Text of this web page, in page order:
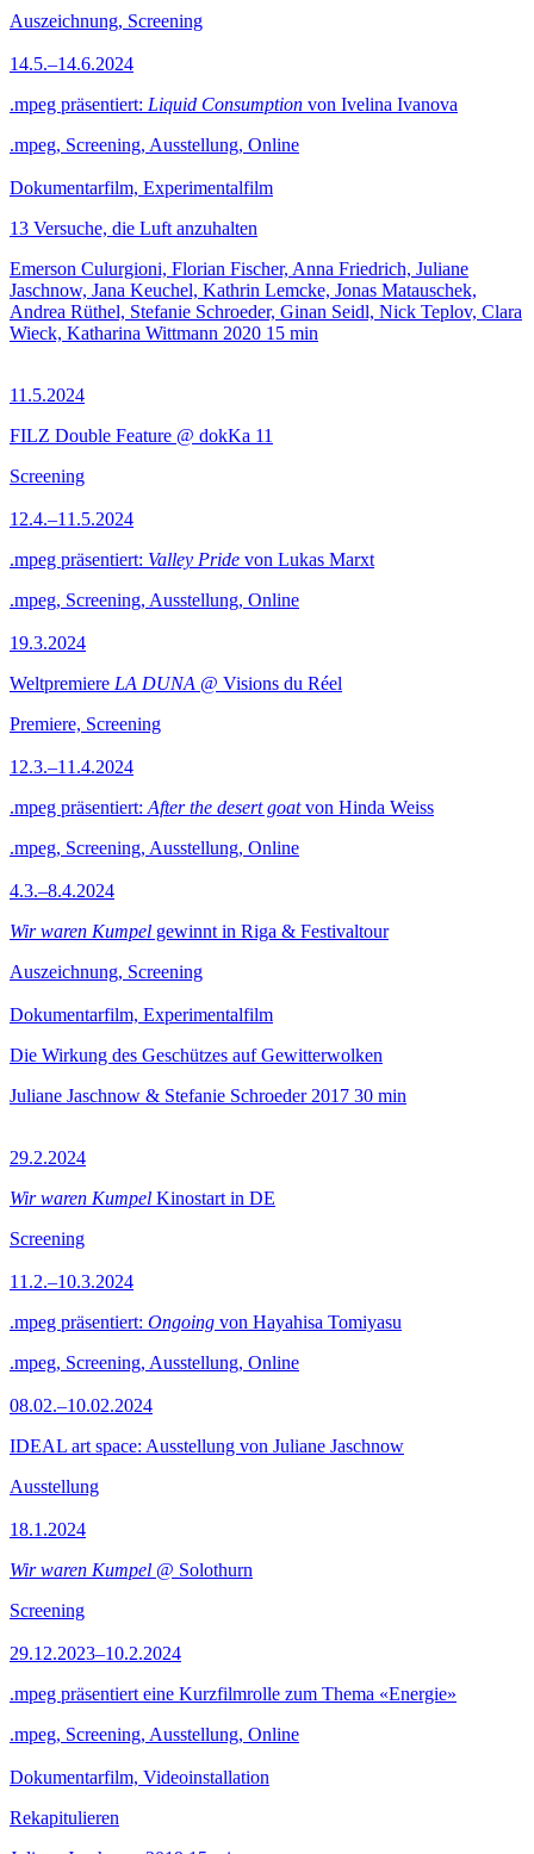
Auszeichnung, Screening
14.5.–14.6.2024
.mpeg präsentiert: Liquid Consumption von Ivelina Ivanova
.mpeg, Screening, Ausstellung, Online
Dokumentarfilm, Experimentalfilm
13 Versuche, die Luft anzuhalten
Emerson Culurgioni, Florian Fischer, Anna Friedrich, Juliane
Jaschnow, Jana Keuchel, Kathrin Lemcke, Jonas Matauschek,
Andrea Rüthel, Stefanie Schroeder, Ginan Seidl, Nick Teplov, Clara
Wieck, Katharina Wittmann 2020 15 min
11.5.2024
FILZ Double Feature @ dokKa 11
Screening
12.4.–11.5.2024
.mpeg präsentiert: Valley Pride von Lukas Marxt
.mpeg, Screening, Ausstellung, Online
19.3.2024
Weltpremiere LA DUNA @ Visions du Réel
Premiere, Screening
12.3.–11.4.2024
.mpeg präsentiert: After the desert goatvon Hinda Weiss
.mpeg, Screening, Ausstellung, Online
4.3.–8.4.2024
Wir waren Kumpel gewinnt in Riga & Festivaltour
Auszeichnung, Screening
Dokumentarfilm, Experimentalfilm
Die Wirkung des Geschützes auf Gewitterwolken
Juliane Jaschnow & Stefanie Schroeder 2017 30 min
29.2.2024
Wir waren Kumpel Kinostart in DE
Screening
11.2.–10.3.2024
.mpeg präsentiert: Ongoing von Hayahisa Tomiyasu
.mpeg, Screening, Ausstellung, Online
08.02.–10.02.2024
IDEAL art space: Ausstellung von Juliane Jaschnow
Ausstellung
18.1.2024
Wir waren Kumpel @ Solothurn
Screening
29.12.2023–10.2.2024
.mpeg präsentiert eine Kurzfilmrolle zum Thema «Energie»
.mpeg, Screening, Ausstellung, Online
Dokumentarfilm, Videoinstallation
Rekapitulieren